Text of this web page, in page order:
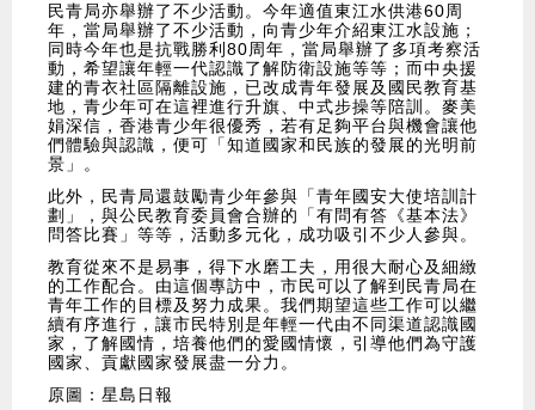
民青局亦舉辦了不少活動。今年適值東江水供港60周
年，當局舉辦了不少活動，向青少年介紹東江水設施；
同時今年也是抗戰勝利80周年，當局舉辦了多項考察活
動，希望讓年輕一代認識了解防衛設施等等；而中央援
建的青衣社區隔離設施，已改成青年發展及國民教育基
地，青少年可在這裡進行升旗、中式步操等陪訓。麥美
娟深信，香港青少年很優秀，若有足夠平台與機會讓他
們體驗與認識，便可「知道國家和民族的發展的光明前
景」。
此外，民青局還鼓勵青少年參與「青年國安大使培訓計
劃」，與公民教育委員會合辦的「有問有答《基本法》
問答比賽」等等，活動多元化，成功吸引不少人參與。
教育從來不是易事，得下水磨工夫，用很大耐心及細緻
的工作配合。由這個專訪中，市民可以了解到民青局在
青年工作的目標及努力成果。我們期望這些工作可以繼
續有序進行，讓市民特別是年輕一代由不同渠道認識國
家，了解國情，培養他們的愛國情懷，引導他們為守護
國家、貢獻國家發展盡一分力。
原圖：星島日報